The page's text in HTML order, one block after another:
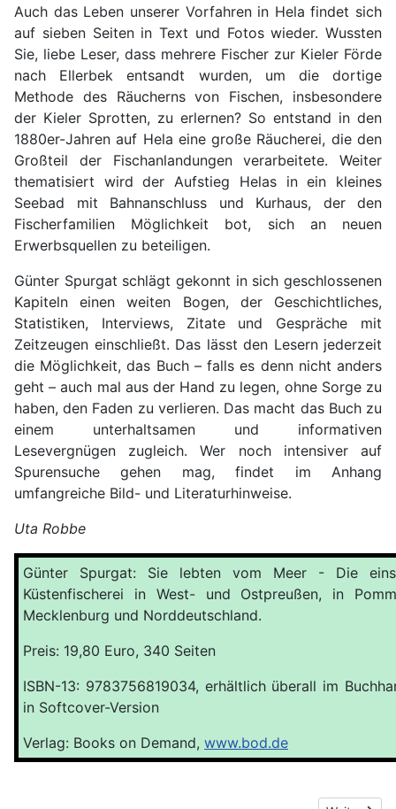
Auch das Leben unserer Vorfahren in Hela findet sich
auf sieben Seiten in Text und Fotos wieder. Wussten
Sie, liebe Leser, dass mehrere Fischer zur Kieler Förde
nach Ellerbek entsandt wurden, um die dortige
Methode des Räucherns von Fischen, insbesondere
der Kieler Sprotten, zu erlernen? So entstand in den
1880er-Jahren auf Hela eine große Räucherei, die den
Großteil der Fischanlandungen verarbeitete. Weiter
thematisiert wird der Aufstieg Helas in ein kleines
Seebad mit Bahnanschluss und Kurhaus, der den
Fischerfamilien Möglichkeit bot, sich an neuen
Erwerbsquellen zu beteiligen.
Günter Spurgat schlägt gekonnt in sich geschlossenen
Kapiteln einen weiten Bogen, der Geschichtliches,
Statistiken, Interviews, Zitate und Gespräche mit
Zeitzeugen einschließt. Das lässt den Lesern jederzeit
die Möglichkeit, das Buch – falls es denn nicht anders
geht – auch mal aus der Hand zu legen, ohne Sorge zu
haben, den Faden zu verlieren. Das macht das Buch zu
einem unterhaltsamen und informativen
Lesevergnügen zugleich. Wer noch intensiver auf
Spurensuche gehen mag, findet im Anhang
umfangreiche Bild- und Literaturhinweise.
Uta Robbe
Günter Spurgat: Sie lebten vom Meer - Die
Küstenfischerei in West- und Ostpreußen, in
Mecklenburg und Norddeutschland.
Preis: 19,80 Euro, 340 Seiten
ISBN-13: 9783756819034, erhältlich überall im
in Softcover-Version
Verlag: Books on Demand, www.bod.de